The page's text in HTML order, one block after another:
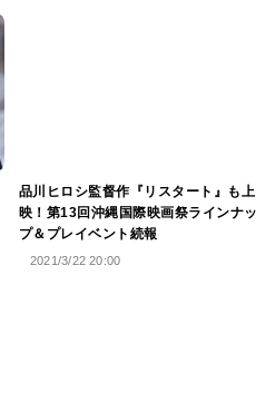
品川ヒロシ監督作『リスタート』も上
映！第13回沖縄国際映画祭ラインナッ
プ＆プレイベント続報
2021/3/22 20:00